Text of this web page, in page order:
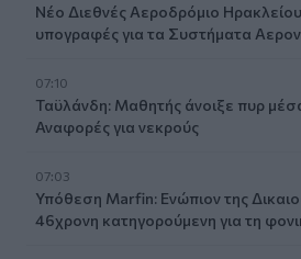
Νέο Διεθνές Αεροδρόμιο
υπογραφές για τα Συστήματα
07:10
Ταϋλάνδη: Μαθητής άνοιξε πυρ
Αναφορές για νεκρούς
07:03
Υπόθεση Marfin: Ενώπιον της
46χρονη κατηγορούμενη για τη